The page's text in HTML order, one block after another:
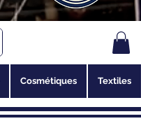
Cosmétiques Textiles